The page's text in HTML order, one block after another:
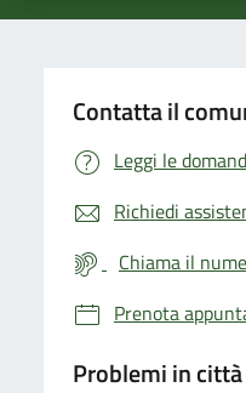
Contatta il
Leggi le
Richiedi
Chiama il
Prenota
Problemi in città